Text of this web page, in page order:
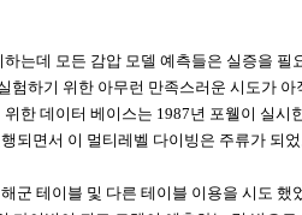
하는데 모든 감압 모델 예측들은 실증을 필
험하기 위한 아무런 만족스러운 시도가
한 데이터 베이스는 1987년 포웰이 실시
되면서 이 멀티레벨 다이빙은 주류가 되
군 테이블 및 다른 테이블 이용을 시도 했